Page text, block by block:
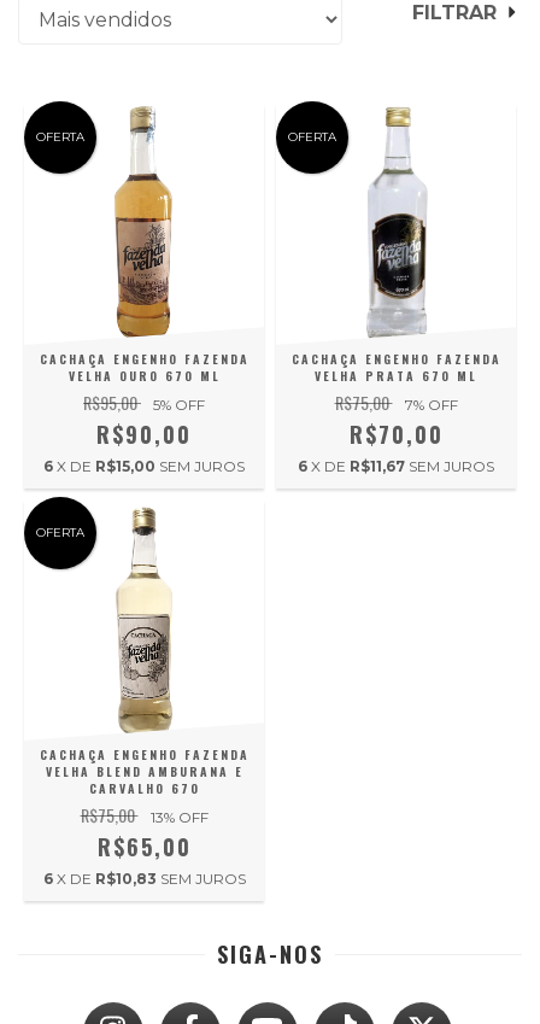
FILTRAR
OFERTA
CACHAÇA ENGENHO FAZENDA
VELHA OURO 670 ML
R$95,00 5% OFF
R$90,00
6 X DE R$15,00 SEM JUROS
OFERTA
CACHAÇA ENGENHO FAZENDA
VELHA PRATA 670 ML
R$75,00 7% OFF
R$70,00
6 X DE R$11,67 SEM JUROS
OFERTA
CACHAÇA ENGENHO FAZENDA
VELHA BLEND AMBURANA E
CARVALHO 670
R$75,00 13% OFF
R$65,00
6 X DE R$10,83 SEM JUROS
SIGA-NOS